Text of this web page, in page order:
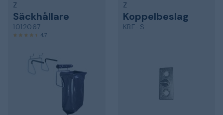
Z
Säckhållare
1012067
4,7
Z
Koppelbeslag
KBE-S